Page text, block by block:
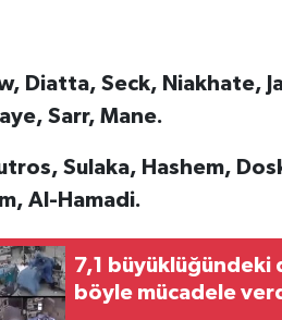
Diatta, Seck, Niakhate,
Sarr, Mane.
Sulaka, Hashem,
Al-Hamadi.
7,1 büyüklüğündeki
böyle mücadele